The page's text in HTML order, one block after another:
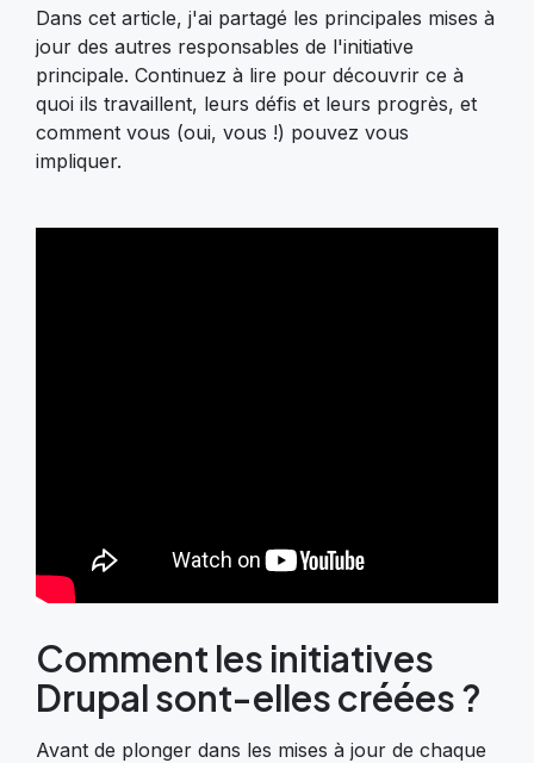
Dans cet article, j'ai partagé les principales mises à
jour des autres responsables de l'initiative
principale. Continuez à lire pour découvrir ce à
quoi ils travaillent, leurs défis et leurs progrès, et
comment vous (oui, vous !) pouvez vous
impliquer.
Comment les initiatives
Drupal sont-elles créées ?
Avant de plonger dans les mises à jour de chaque